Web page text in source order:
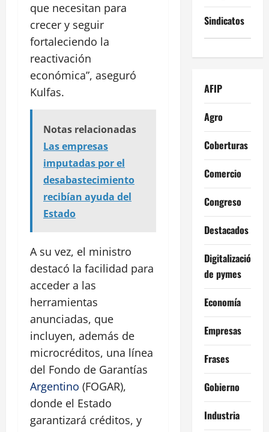
que necesitan para
crecer y seguir
fortaleciendo la
reactivación
económica”, aseguró
Kulfas.
Notas relacionadas
Las empresas
imputadas por el
desabastecimiento
recibían ayuda del
Estado
A su vez, el ministro
destacó la facilidad para
acceder a las
herramientas
anunciadas, que
incluyen, además de
microcréditos, una línea
del Fondo de Garantías
Argentino (FOGAR),
donde el Estado
garantizará créditos, y
Sindicatos
AFIP
Agro
Coberturas
Comercio
Congreso
Destacados
Digitalización
de pymes
Economía
Empresas
Frases
Gobierno
Industria